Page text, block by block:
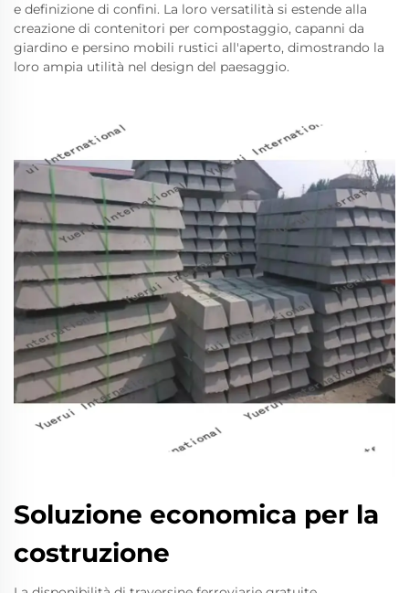
e definizione di confini. La loro versatilità si estende alla
creazione di contenitori per compostaggio, capanni da
giardino e persino mobili rustici all'aperto, dimostrando la
loro ampia utilità nel design del paesaggio.
Soluzione economica per la
costruzione